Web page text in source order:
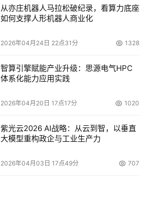
从亦庄机器人马拉松破纪录，看算力底座
如何支撑人形机器人商业化
2026年04月24日 22点31分 1328
智算引擎赋能产业升级：思源电气HPC
体系化能力应用实践
2026年04月20日 17点17分 1020
紫光云2026 AI战略：从云到智，以垂直
大模型重构政企与工业生产力
2026年04月03日 17点49分 707